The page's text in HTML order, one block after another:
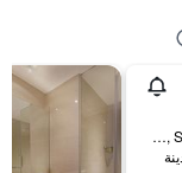
221 Jiefang Road, Shangcheng District, هانغزهو, الصين